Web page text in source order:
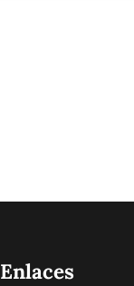
Enlaces